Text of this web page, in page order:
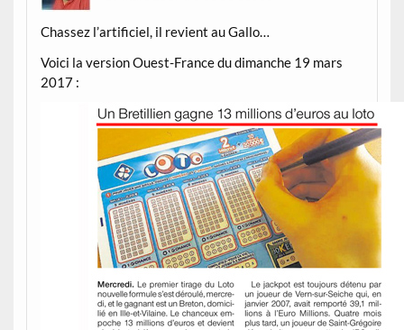
Chassez l’artificiel, il revient au Gallo…
Voici la version Ouest-France du dimanche 19 mars
2017 :